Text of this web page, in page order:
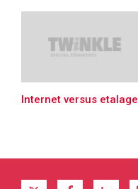
Internet versus etalage